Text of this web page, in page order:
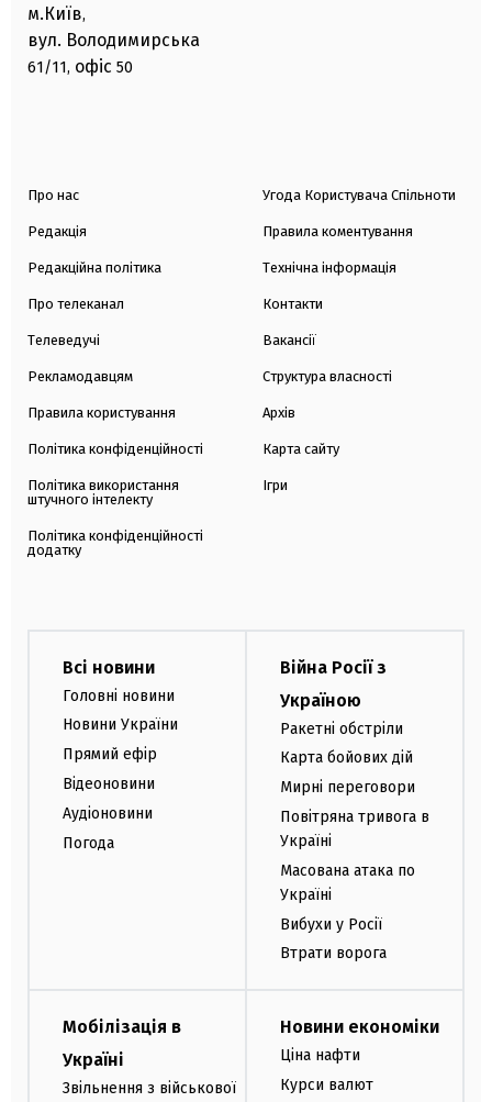
м.Київ,
вул. Володимирська
61/11, офіс 50
Про нас
Редакція
Редакційна політика
Про телеканал
Телеведучі
Рекламодавцям
Правила користування
Політика конфіденційності
Політика використання
штучного інтелекту
Політика конфіденційності
додатку
Угода Користувача Спільноти
Правила коментування
Технічна інформація
Контакти
Вакансії
Структура власності
Архів
Карта сайту
Ігри
Всі новини
Головні новини
Новини України
Прямий ефір
Відеоновини
Аудіоновини
Погода
Війна Росії з
Україною
Ракетні обстріли
Карта бойових дій
Мирні переговори
Повітряна тривога в
Україні
Масована атака по
Україні
Вибухи у Росії
Втрати ворога
Мобілізація в
Україні
Звільнення з військової
Новини економіки
Ціна нафти
Курси валют